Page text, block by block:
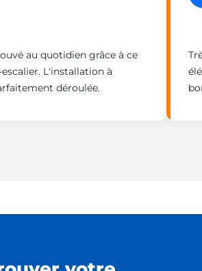
au quotidien grâce à ce
L'installation à
déroulée.